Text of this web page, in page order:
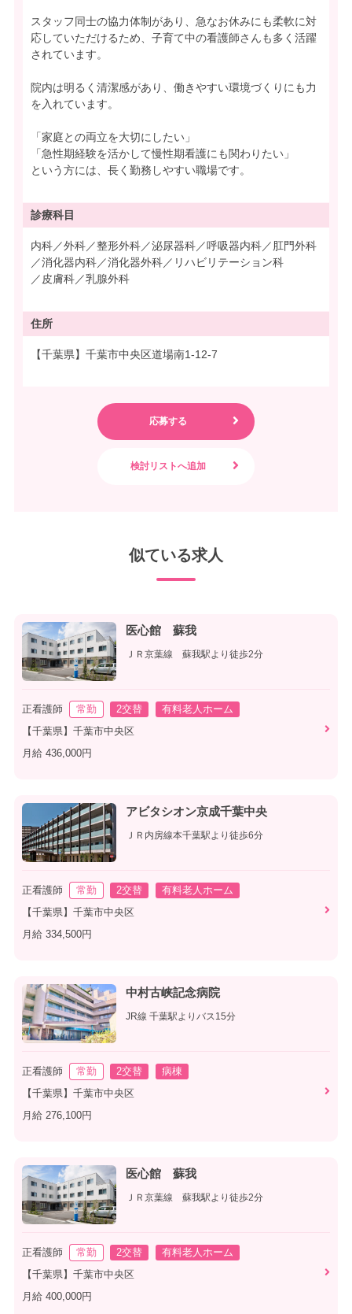
スタッフ同士の協力体制があり、急なお休みにも柔軟に対
応していただけるため、子育て中の看護師さんも多く活躍
されています。
院内は明るく清潔感があり、働きやすい環境づくりにも力
を入れています。
「家庭との両立を大切にしたい」
「急性期経験を活かして慢性期看護にも関わりたい」
という方には、長く勤務しやすい職場です。
診療科目
内科／外科／整形外科／泌尿器科／呼吸器内科／肛門外科
／消化器内科／消化器外科／リハビリテーション科
／皮膚科／乳腺外科
住所
【千葉県】千葉市中央区道場南1-12-7
似ている求人
医心館 蘇我
ＪＲ京葉線 蘇我駅より徒歩2分
正看護師 常勤 2交替
有料老人ホーム
【千葉県】千葉市中央区
月給 436,000円
アビタシオン京成千葉中央
ＪＲ内房線本千葉駅より徒歩6分
正看護師 常勤 2交替
有料老人ホーム
【千葉県】千葉市中央区
月給 334,500円
中村古峡記念病院
JR線 千葉駅よりバス15分
正看護師 常勤 2交替
病棟
【千葉県】千葉市中央区
月給 276,100円
医心館 蘇我
ＪＲ京葉線 蘇我駅より徒歩2分
正看護師 常勤 2交替
有料老人ホーム
【千葉県】千葉市中央区
月給 400,000円